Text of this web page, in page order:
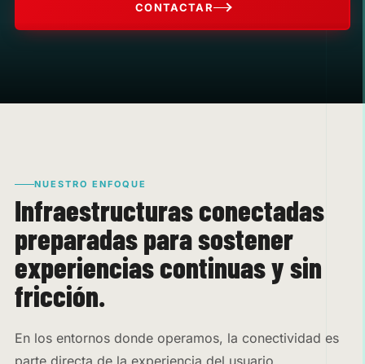
CONTACTAR
NUESTRO ENFOQUE
Infraestructuras conectadas
preparadas para sostener
experiencias continuas y sin
fricción.
En los entornos donde operamos, la conectividad es
parte directa de la experiencia del usuario.